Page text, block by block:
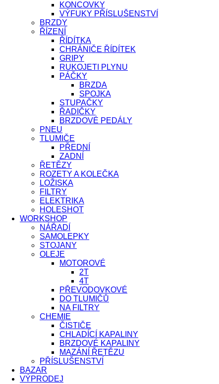
KONCOVKY
VÝFUKY PŘÍSLUŠENSTVÍ
BRZDY
ŘÍZENÍ
ŘÍDÍTKA
CHRÁNIČE ŘÍDÍTEK
GRIPY
RUKOJETI PLYNU
PÁČKY
BRZDA
SPOJKA
STUPAČKY
ŘADIČKY
BRZDOVÉ PEDÁLY
PNEU
TLUMIČE
PŘEDNÍ
ZADNÍ
ŘETĚZY
ROZETY A KOLEČKA
LOŽISKA
FILTRY
ELEKTRIKA
HOLESHOT
WORKSHOP
NÁŘADÍ
SAMOLEPKY
STOJANY
OLEJE
MOTOROVÉ
2T
4T
PŘEVODOVKOVÉ
DO TLUMIČŮ
NA FILTRY
CHEMIE
ČISTIČE
CHLADÍCÍ KAPALINY
BRZDOVÉ KAPALINY
MAZÁNÍ ŘETĚZU
PŘÍSLUŠENSTVÍ
BAZAR
VÝPRODEJ